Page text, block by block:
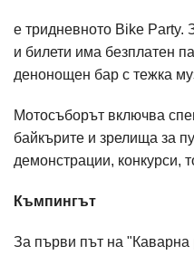
е тридневното Bike Party.
и билети има безплатен
денонощен бар с тежка
Мотосъборът включва
байкърите и зрелища за
демонстрации, конкурси,
Къмпингът
За първи път на "Каварна